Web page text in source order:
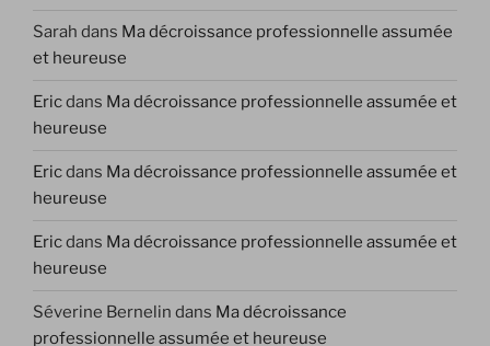
Sarah dans Ma décroissance professionnelle assumée
et heureuse
Ericdans Ma décroissance professionnelle assumée et
heureuse
Ericdans Ma décroissance professionnelle assumée et
heureuse
Ericdans Ma décroissance professionnelle assumée et
heureuse
Séverine Bernelin dans Ma décroissance
professionnelle assumée et heureuse